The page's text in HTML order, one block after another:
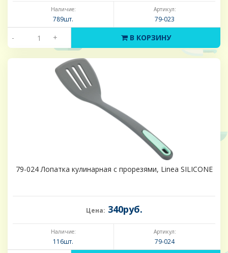
Наличие:
789шт.
Артикул:
79-023
- + В КОРЗИНУ
79-024 Лопатка кулинарная с прорезями, Linea SILICONE
Цена: 340руб.
Наличие:
116шт.
Артикул:
79-024